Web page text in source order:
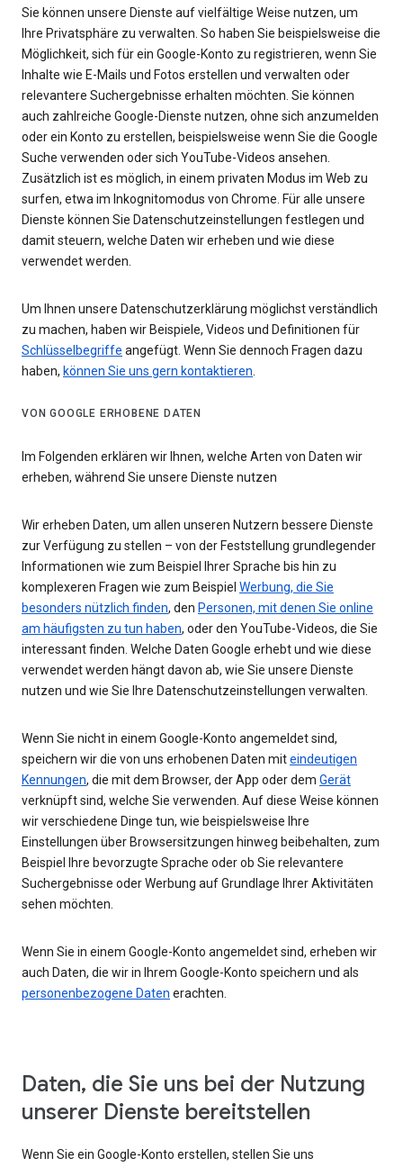
Sie können unsere Dienste auf vielfältige Weise nutzen, um
Ihre Privatsphäre zu verwalten. So haben Sie beispielsweise die
Möglichkeit, sich für ein Google-Konto zu registrieren, wenn Sie
Inhalte wie E-Mails und Fotos erstellen und verwalten oder
relevantere Suchergebnisse erhalten möchten. Sie können
auch zahlreiche Google-Dienste nutzen, ohne sich anzumelden
oder ein Konto zu erstellen, beispielsweise wenn Sie die Google
Suche verwenden oder sich YouTube-Videos ansehen.
Zusätzlich ist es möglich, in einem privaten Modus im Web zu
surfen, etwa im Inkognitomodus von Chrome. Für alle unsere
Dienste können Sie Datenschutzeinstellungen festlegen und
damit steuern, welche Daten wir erheben und wie diese
verwendet werden.
Um Ihnen unsere Datenschutzerklärung möglichst verständlich
zu machen, haben wir Beispiele, Videos und Definitionen für
Schlüsselbegriffe angefügt. Wenn Sie dennoch Fragen dazu
haben, können Sie uns gern kontaktieren.
VON GOOGLE ERHOBENE DATEN
Im Folgenden erklären wir Ihnen, welche Arten von Daten wir
erheben, während Sie unsere Dienste nutzen
Wir erheben Daten, um allen unseren Nutzern bessere Dienste
zur Verfügung zu stellen – von der Feststellung grundlegender
Informationen wie zum Beispiel Ihrer Sprache bis hin zu
komplexeren Fragen wie zum Beispiel Werbung, die Sie
besonders nützlich finden, den Personen, mit denen Sie online
am häufigsten zu tun haben, oder den YouTube-Videos, die Sie
interessant finden. Welche Daten Google erhebt und wie diese
verwendet werden hängt davon ab, wie Sie unsere Dienste
nutzen und wie Sie Ihre Datenschutzeinstellungen verwalten.
Wenn Sie nicht in einem Google-Konto angemeldet sind,
speichern wir die von uns erhobenen Daten miteindeutigen
Kennungen, die mit dem Browser, der App oder dem Gerät
verknüpft sind, welche Sie verwenden. Auf diese Weise können
wir verschiedene Dinge tun, wie beispielsweise Ihre
Einstellungen über Browsersitzungen hinweg beibehalten, zum
Beispiel Ihre bevorzugte Sprache oder ob Sie relevantere
Suchergebnisse oder Werbung auf Grundlage Ihrer Aktivitäten
sehen möchten.
Wenn Sie in einem Google-Konto angemeldet sind, erheben wir
auch Daten, die wir in Ihrem Google-Konto speichern und als
personenbezogene Daten erachten.
Daten, die Sie uns bei der Nutzung
unserer Dienste bereitstellen
Wenn Sie ein Google-Konto erstellen, stellen Sie uns